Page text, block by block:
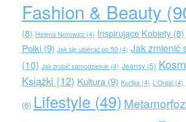
Fashion & Beauty
(8) Helena Norowicz(4) Inspirujące Kobiety(8)
Polki(9) Jak się ubierać po 50(4) Jak zmienić
(10) Jak zrobić samodzielnie(4) Jeansy(5)
Książki (12) Kultura(9) Kurtka(4) L'Oreal(4)
(6) Lifestyle (49)